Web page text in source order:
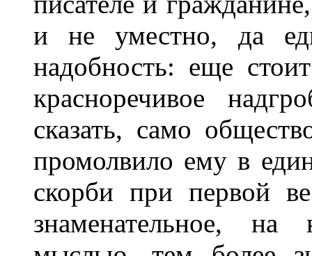
и не уместно, да
надобность: еще
красноречивое
сказать, само
промолвило ему в
скорби при первой
знаменательное, на